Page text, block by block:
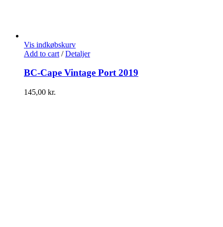
Vis indkøbskurv
Add to cart / Detaljer
BC-Cape Vintage Port 2019
145,00 kr.